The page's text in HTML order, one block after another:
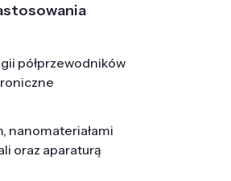
półprzewodników
nanomateriałami
oraz aparaturą